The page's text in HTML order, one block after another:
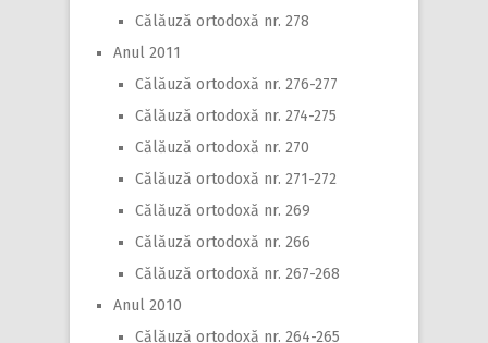
Călăuză ortodoxă nr. 278
Anul 2011
Călăuză ortodoxă nr. 276-277
Călăuză ortodoxă nr. 274-275
Călăuză ortodoxă nr. 270
Călăuză ortodoxă nr. 271-272
Călăuză ortodoxă nr. 269
Călăuză ortodoxă nr. 266
Călăuză ortodoxă nr. 267-268
Anul 2010
Călăuză ortodoxă nr. 264-265